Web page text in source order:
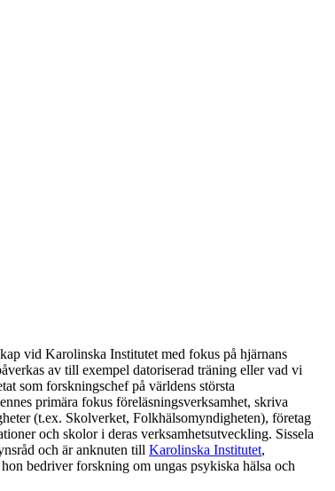
vid Karolinska Institutet med fokus på hjärnans
av till exempel datoriserad träning eller vad vi
som forskningschef på världens största
primära fokus föreläsningsverksamhet, skriva
(t.ex. Skolverket, Folkhälsomyndigheten), företag
och skolor i deras verksamhetsutveckling. Sissela
och är anknuten till Karolinska Institutet,
bedriver forskning om ungas psykiska hälsa och